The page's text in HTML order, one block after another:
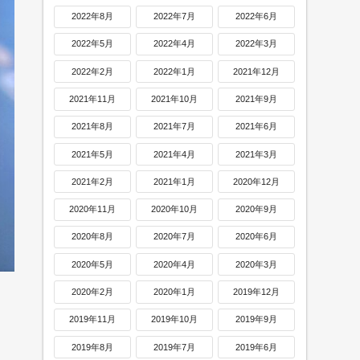
2022年8月 2022年7月 2022年6月
2022年5月 2022年4月 2022年3月
2022年2月 2022年1月 2021年12月
2021年11月 2021年10月 2021年9月
2021年8月 2021年7月 2021年6月
2021年5月 2021年4月 2021年3月
2021年2月 2021年1月 2020年12月
2020年11月 2020年10月 2020年9月
2020年8月 2020年7月 2020年6月
2020年5月 2020年4月 2020年3月
2020年2月 2020年1月 2019年12月
2019年11月 2019年10月 2019年9月
2019年8月 2019年7月 2019年6月